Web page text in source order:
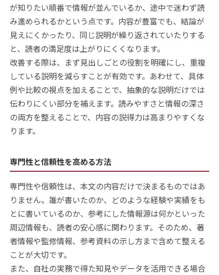
が知りたい順番で情報が並んでいるか、途中で迷わず読
み進められるかという点です。内容が豊富でも、結論が
見えにくかったり、同じ説明が繰り返されていたりする
と、読者の満足度は上がりにくくなります。
改善する際は、まず見出しごとの役割を明確にし、重複
している説明を減らすことが有効です。あわせて、具体
例や比較の視点を加えることで、抽象的な説明だけでは
伝わりにくい部分を補えます。読みやすさと情報の深さ
の両方を整えることで、内容の説得力は高まりやすくな
ります。
専門性と信頼性を高める方法
専門性や信頼性は、本文の内容だけで決まるものではあ
りません。誰が書いたのか、どのような経験や実績をも
とに書いているのか、参考にした情報源は何かといった
周辺情報も、読者の安心感に関わります。そのため、著
者情報や監修情報、参考資料の示し方まで含めて整える
ことが大切です。
また、自社の実務で得た知見やデータを活用できる場合